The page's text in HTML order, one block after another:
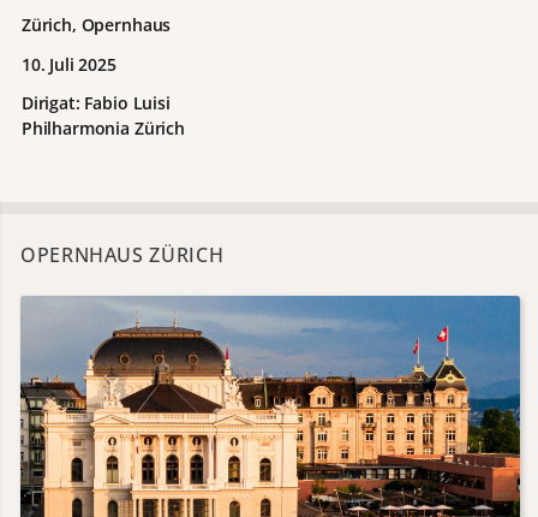
Zürich, Opernhaus
10. Juli 2025
Dirigat: Fabio Luisi
Philharmonia Zürich
OPERNHAUS ZÜRICH